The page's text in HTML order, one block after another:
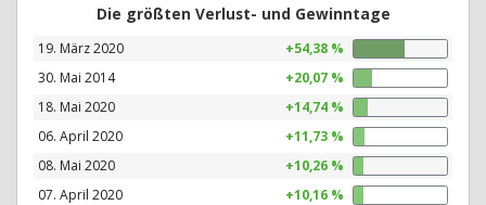
Die größten Verlust- und Gewinntage
19. März 2020
+54,38 %
30. Mai 2014
+20,07 %
18. Mai 2020
+14,74 %
06. April 2020
+11,73 %
08. Mai 2020
+10,26 %
07. April 2020
+10,16 %